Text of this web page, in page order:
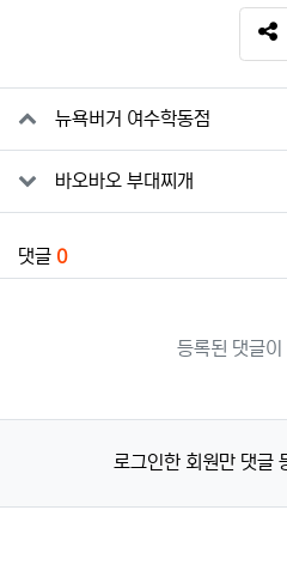
관련자료뉴욕버거 여수학동점
바오바오 부대찌개
댓글 0
등록된 댓글이
로그인한 회원만 댓글